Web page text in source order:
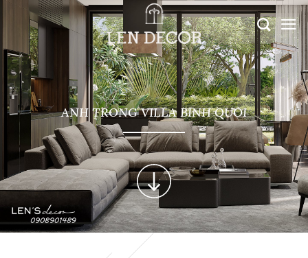
ANH TRONG VILLA BINH QUOI